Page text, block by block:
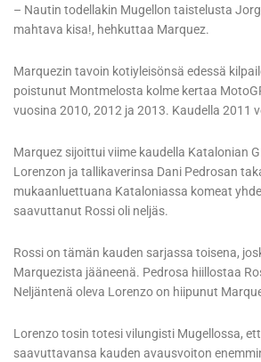
– Nautin todellakin Mugellon taistelusta
mahtava kisa!, hehkuttaa Marquez.
Marquezin tavoin kotiyleisönsä edessä
poistunut Montmelosta kolme kertaa
vuosina 2010, 2012 ja 2013. Kaudella 2011
Marquez sijoittui viime kaudella Katalonian
Lorenzon ja tallikaverinsa Dani Pedrosan
mukaanluettuana Kataloniassa komeat
saavuttanut Rossi oli neljäs.
Rossi on tämän kauden sarjassa toisena,
Marquezista jääneenä. Pedrosa hiillostaa
Neljäntenä oleva Lorenzo on hiipunut
Lorenzo tosin totesi vilungisti Mugellossa,
saavuttavansa kauden avausvoiton